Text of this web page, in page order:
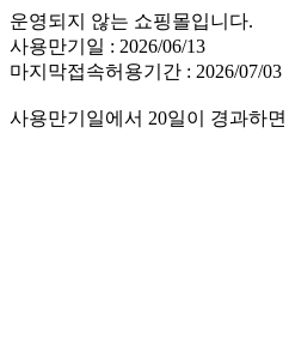
운영되지 않는 쇼핑몰입니다.
사용만기일 : 2026/06/13
마지막접속허용기간 : 2026/07/03
사용만기일에서 20일이 경과하